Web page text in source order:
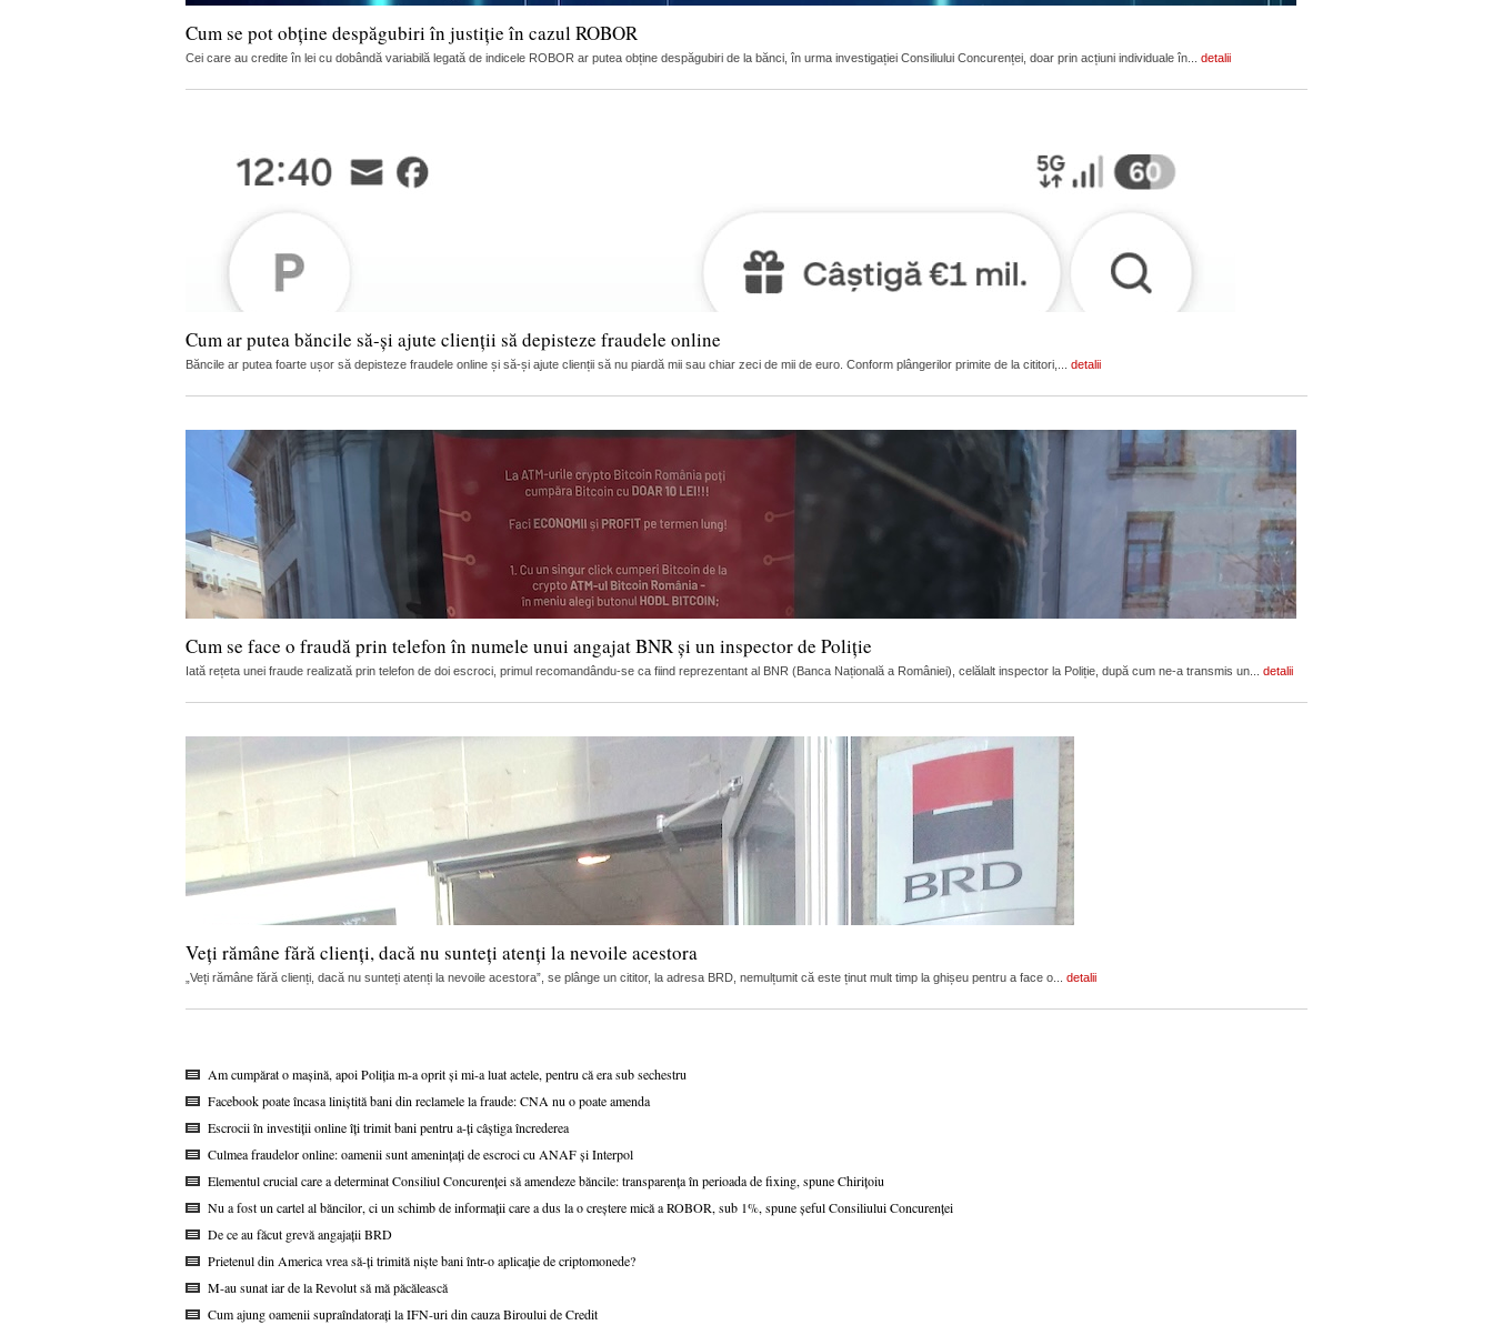
Cum se pot obține despăgubiri în justiție în cazul ROBOR
Cei care au credite în lei cu dobândă variabilă legată de indicele ROBOR ar putea obține despăgubiri de la bănci, în urma investigației Consiliului Concurenței, doar prin acțiuni individuale în... detalii
Cum ar putea băncile să-și ajute clienții să depisteze fraudele online
Băncile ar putea foarte ușor să depisteze fraudele online și să-și ajute clienții să nu piardă mii sau chiar zeci de mii de euro. Conform plângerilor primite de la cititori,... detalii
Cum se face o fraudă prin telefon în numele unui angajat BNR și un inspector de Poliție
Iată rețeta unei fraude realizată prin telefon de doi escroci, primul recomandându-se ca fiind reprezentant al BNR (Banca Națională a României), celălalt inspector la Poliție, după cum ne-a transmis un... detalii
Veți rămâne fără clienți, dacă nu sunteți atenți la nevoile acestora
„Veți rămâne fără clienți, dacă nu sunteți atenți la nevoile acestora”, se plânge un cititor, la adresa BRD, nemulțumit că este ținut mult timp la ghișeu pentru a face o... detalii
Am cumpărat o mașină, apoi Poliția m-a oprit și mi-a luat actele, pentru că era sub sechestru
Facebook poate încasa liniștită bani din reclamele la fraude: CNA nu o poate amenda
Escrocii în investiții online îți trimit bani pentru a-ți câștiga încrederea
Culmea fraudelor online: oamenii sunt amenințați de escroci cu ANAF și Interpol
Elementul crucial care a determinat Consiliul Concurenței să amendeze băncile: transparența în perioada de fixing, spune Chirițoiu
Nu a fost un cartel al băncilor, ci un schimb de informații care a dus la o creștere mică a ROBOR, sub 1%, spune șeful Consiliului Concurenței
De ce au făcut grevă angajații BRD
Prietenul din America vrea să-ți trimită niște bani într-o aplicație de criptomonede?
M-au sunat iar de la Revolut să mă păcălească
Cum ajung oamenii supraîndatorați la IFN-uri din cauza Biroului de Credit